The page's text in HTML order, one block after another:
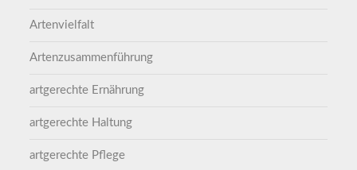
Artenvielfalt
Artenzusammenführung
artgerechte Ernährung
artgerechte Haltung
artgerechte Pflege